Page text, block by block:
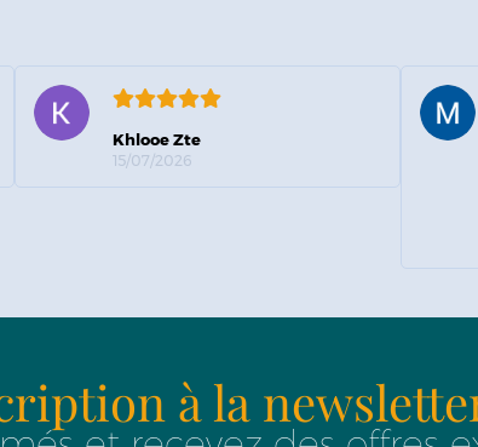
Khlooe Zte
15/07/2026
à la